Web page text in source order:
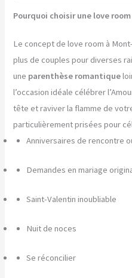
Pourquoi choisir une love
Le concept de love room à
plus de couples pour diverses
une parenthèse romantique
l’occasion idéale célébrer
tête et raviver la flamme de
particulièrement prisées pour
Anniversaires de rencontre
Demandes en mariage
Saint-Valentin inoubliable
Nuit de noces
Se réconcilier